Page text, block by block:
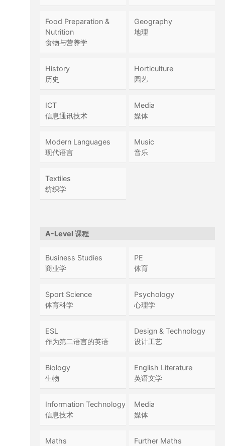
Food Preparation &
Nutrition
食物与营养学
Geography
地理
History
历史
Horticulture
园艺
ICT
信息通讯技术
Media
媒体
Modern Languages
现代语言
Music
音乐
Textiles
纺织学
A-Level 课程
Business Studies
商业学
PE
体育
Sport Science
体育科学
Psychology
心理学
ESL
作为第二语言的英语
Design & Technology
设计工艺
Biology
生物
English Literature
英语文学
Information Technology
信息技术
Media
媒体
Maths
Further Maths